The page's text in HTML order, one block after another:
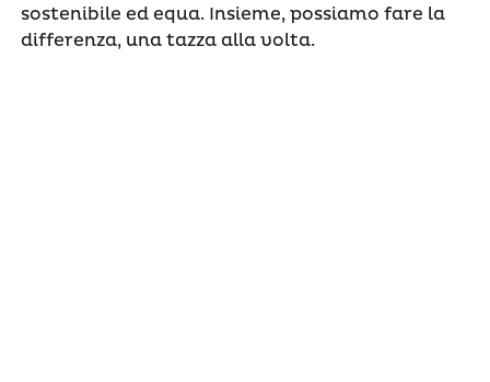
sostenibile ed equa. Insieme, possiamo fare la
differenza, una tazza alla volta.